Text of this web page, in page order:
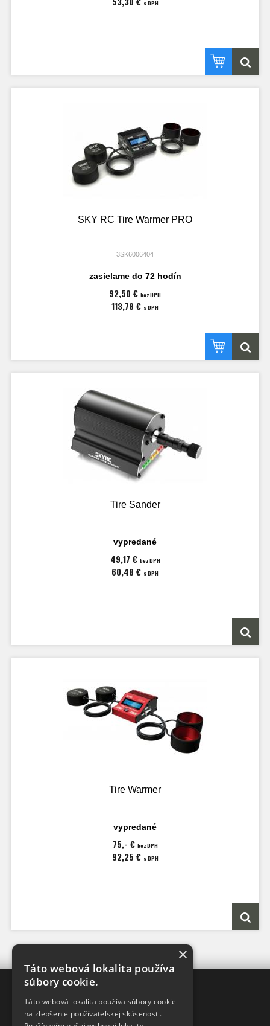
s DPH
SKY RC Tire Warmer PRO
3SK6006404
zasielame do 72 hodín
92,50 € bez DPH
113,78 € s DPH
Tire Sander
vypredané
49,17 € bez DPH
60,48 € s DPH
Tire Warmer
vypredané
75,- € bez DPH
92,25 € s DPH
DISTRIBÚTOR v SR
pre značky
×
Táto webová lokalita používa
súbory cookie.
Táto webová lokalita používa súbory cookie
na zlepšenie používateľskej skúsenosti.